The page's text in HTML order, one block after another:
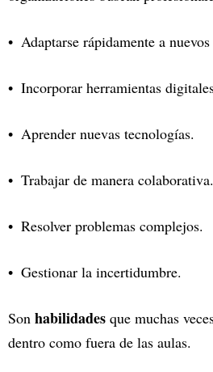
Adaptarse rápidamente a
Incorporar herramientas
Aprender nuevas tecnologías.
Trabajar de manera colaborativa.
Resolver problemas complejos.
Gestionar la incertidumbre.
Son habilidades que muchas
dentro como fuera de las aulas.